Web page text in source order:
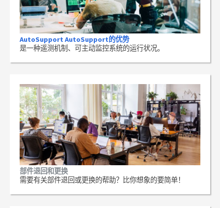
AutoSupport AutoSupport的优势
是一种遥测机制、可主动监控系统的运行状况。
部件退回和更换
需要有关部件退回或更换的帮助？比你想象的要简单！